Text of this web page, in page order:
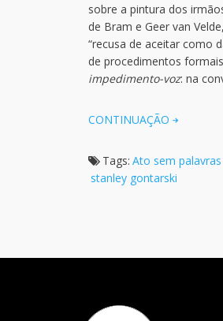
sobre a pintura dos
de Bram e Geer van
“recusa de aceitar como
de procedimentos
impedimento-voz: na
CONTINUAÇÃO
Tags: Ato sem palavras
stanley gontarski